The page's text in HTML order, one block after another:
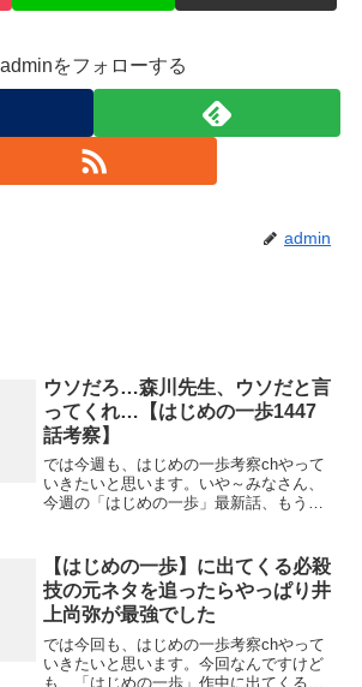
adminをフォローする
admin
ウソだろ…森川先生、ウソだと言
ってくれ…【はじめの一歩1447
話考察】
では今週も、はじめの一歩考察chやって
いきたいと思います。いや～みなさん、
今週の「はじめの一歩」最新話、もうお
ね。もう、完全に終わりですよね。ホン
トに。試合の５日前ギリ...
【はじめの一歩】に出てくる必殺
技の元ネタを追ったらやっぱり井
上尚弥が最強でした
では今回も、はじめの一歩考察chやって
いきたいと思います。今回なんですけど
も、「はじめの一歩」作中に出てくる